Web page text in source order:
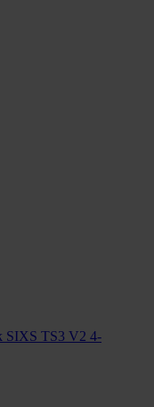
SIXS TS3 V2 4-